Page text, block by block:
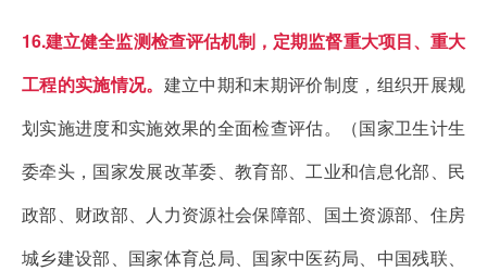
16.建立健全监测检查评估机制，定期监督重大项目、重大
工程的实施情况。 建立中期和末期评价制度，组织开展规
划实施进度和实施效果的全面检查评估。（国家卫生计生
委牵头，国家发展改革委、教育部、工业和信息化部、民
政部、财政部、人力资源社会保障部、国土资源部、住房
城乡建设部、国家体育总局、国家中医药局、中国残联、